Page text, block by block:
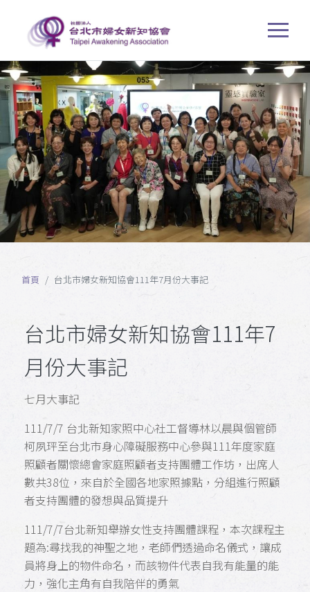
首頁 台北市婦女新知協會111年7月份大事記
台北市婦女新知協會111年7
月份大事記
七月大事記
111/7/7 台北新知家照中心社工督導林以晨與個管師
柯夙玶至台北市身心障礙服務中心參與111年度家庭
照顧者關懷總會家庭照顧者支持團體工作坊，出席人
數共38位，來自於全國各地家照據點，分組進行照顧
者支持團體的發想與品質提升
111/7/7台北新知舉辦女性支持團體課程，本次課程主
題為:尋找我的神聖之地，老師們透過命名儀式，讓成
員將身上的物件命名，而該物件代表自我有能量的能
力，強化主角有自我陪伴的勇氣